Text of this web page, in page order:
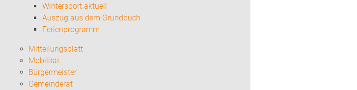
Wintersport aktuell
Auszug aus dem Grundbuch
Ferienprogramm
Mitteilungsblatt
Mobilität
Bürgermeister
Gemeinderat